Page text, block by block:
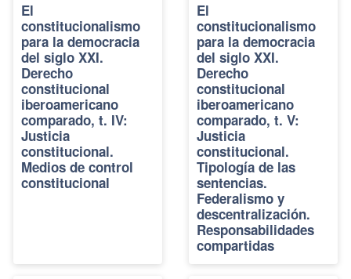
El
constitucionalismo
para la democracia
del siglo XXI.
Derecho
constitucional
iberoamericano
comparado, t. IV:
Justicia
constitucional.
Medios de control
constitucional
El
constitucionalismo
para la democracia
del siglo XXI.
Derecho
constitucional
iberoamericano
comparado, t. V:
Justicia
constitucional.
Tipología de las
sentencias.
Federalismo y
descentralización.
Responsabilidades
compartidas